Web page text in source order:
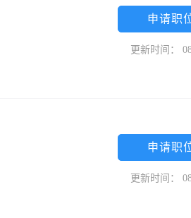
申请职
更新时间：
申请职
更新时间：